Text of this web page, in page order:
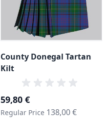
County Donegal Tartan
Kilt
Special Price
59,80 €
Regular Price 138,00 €